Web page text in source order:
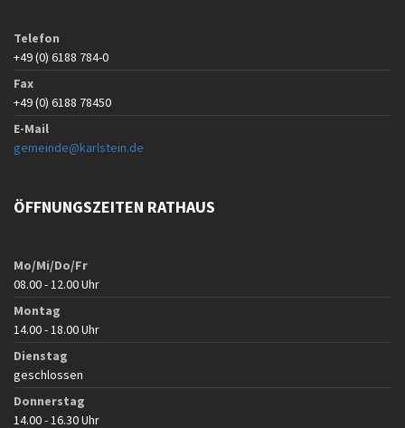
Telefon
+49 (0) 6188 784-0
Fax
+49 (0) 6188 78450
E-Mail
gemeinde@karlstein.de
ÖFFNUNGSZEITEN RATHAUS
Mo/Mi/Do/Fr
08.00 - 12.00 Uhr
Montag
14.00 - 18.00 Uhr
Dienstag
geschlossen
Donnerstag
14.00 - 16.30 Uhr